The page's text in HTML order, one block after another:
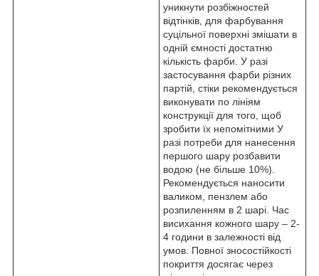
уникнути розбіжностей
відтінків, для фарбування
суцільної поверхні змішати в
одній ємності достатню
кількість фарби. У разі
застосування фарби різних
партій, стіки рекомендується
виконувати по лініям
конструкції для того, щоб
зробити їх непомітними У
разі потреби для нанесення
першого шару розбавити
водою (не більше 10%).
Рекомендується наносити
валиком, пензлем або
розпиленням в 2 шарі. Час
висихання кожного шару – 2-
4 години в залежності від
умов. Повної зносостійкості
покриття досягає через